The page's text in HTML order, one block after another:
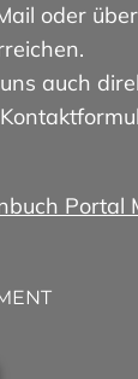
oder
auch
Portal